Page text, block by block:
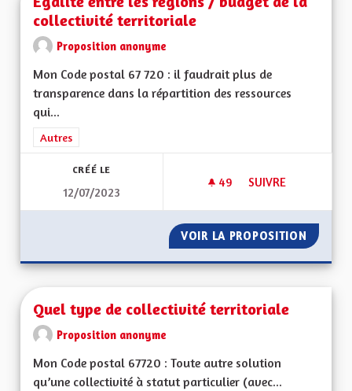
collectivité territoriale
Proposition anonyme
Mon Code postal 67 720 : il faudrait plus de
transparence dans la répartition des ressources
qui...
Filtrer les résultats de la catégorie : Autres
Autres
CRÉÉ LE
12/07/2023
49 49 ABONNÉS
SUIVRE
VOIR LA PROPOSITION
Quel type de collectivité territoriale
Proposition anonyme
Mon Code postal 67720 : Toute autre solution
qu’une collectivité à statut particulier (avec...